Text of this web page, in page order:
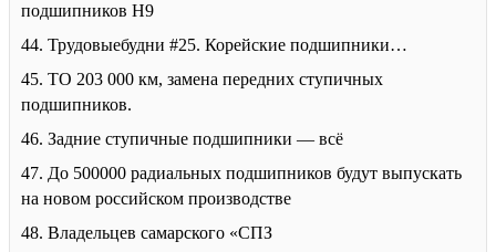
подшипников H9
44. Трудовыебудни #25. Корейские подшипники…
45. ТО 203 000 км, замена передних ступичных
подшипников.
46. Задние ступичные подшипники — всё
47. До 500000 радиальных подшипников будут выпускать
на новом российском производстве
48. Владельцев самарского «СПЗ